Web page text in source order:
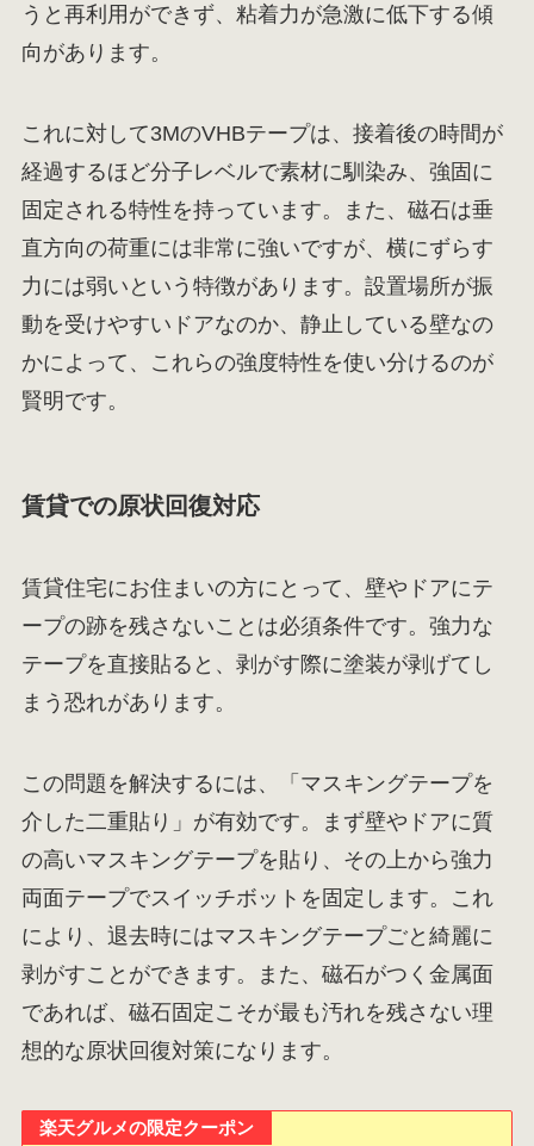
うと再利用ができず、粘着力が急激に低下する傾
向があります。
これに対して3MのVHBテープは、接着後の時間が
経過するほど分子レベルで素材に馴染み、強固に
固定される特性を持っています。また、磁石は垂
直方向の荷重には非常に強いですが、横にずらす
力には弱いという特徴があります。設置場所が振
動を受けやすいドアなのか、静止している壁なの
かによって、これらの強度特性を使い分けるのが
賢明です。
賃貸での原状回復対応
賃貸住宅にお住まいの方にとって、壁やドアにテ
ープの跡を残さないことは必須条件です。強力な
テープを直接貼ると、剥がす際に塗装が剥げてし
まう恐れがあります。
この問題を解決するには、「マスキングテープを
介した二重貼り」が有効です。まず壁やドアに質
の高いマスキングテープを貼り、その上から強力
両面テープでスイッチボットを固定します。これ
により、退去時にはマスキングテープごと綺麗に
剥がすことができます。また、磁石がつく金属面
であれば、磁石固定こそが最も汚れを残さない理
想的な原状回復対策になります。
楽天グルメの限定クーポン